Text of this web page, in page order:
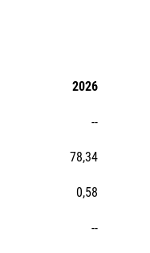
2026
--
78,34
0,58
--